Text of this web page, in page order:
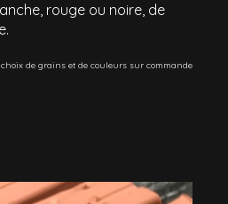
rouge ou noire, de
de grains et de couleurs sur commande